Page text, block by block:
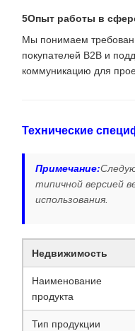
5Опыт работы в
Мы понимаем
покупателей B2B и
коммуникацию для
Технические
Примечание:
типичной версией
использования.
Недвижимость
Наименование
продукта
Тип продукции